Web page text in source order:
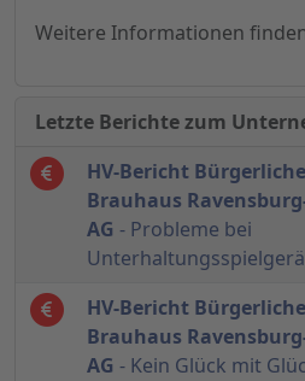
Weitere Informationen
Letzte Berichte zum
HV-Bericht
Brauhaus
AG - Probleme bei
HV-Bericht
Brauhaus
AG - Kein Glück mit